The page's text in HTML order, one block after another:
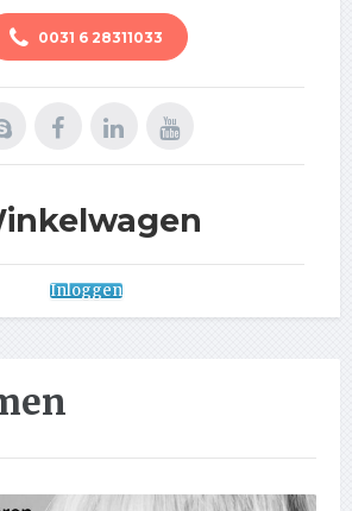
0031 6 28311033
Inloggen